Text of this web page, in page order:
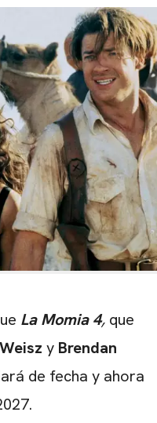
La Momia 4, que
y Brendan
de fecha y ahora